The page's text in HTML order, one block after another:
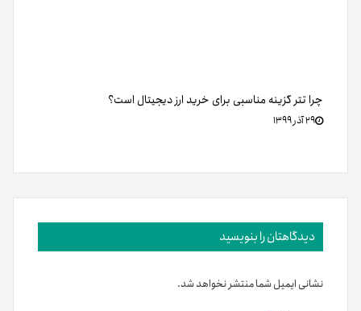
چرا تتر گزینه مناسبی برای خرید ارز دیجیتال است؟
۲۹ آذر ۱۳۹۹
دیدگاهتان را بنویسید
نشانی ایمیل شما منتشر نخواهد شد.